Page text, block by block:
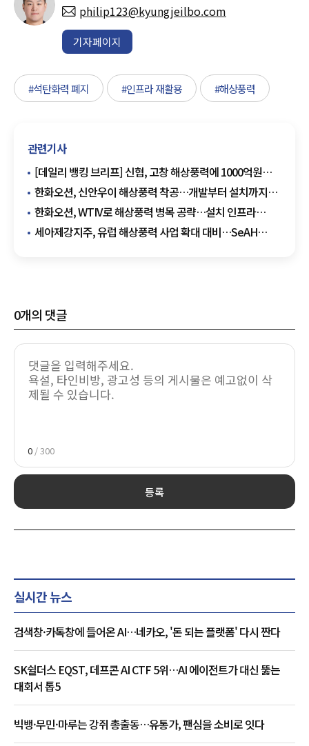
philip123@kyungjeilbo.com
기자페이지
#석탄화력 폐지 #인프라 재활용 #해상풍력
관련기사
[데일리 뱅킹 브리프] 신협, 고창 해상풍력에 1000억원
금융지원 外
한화오션, 신안우이 해상풍력 착공…개발부터 설치까지
맡는다
한화오션, WTIV로 해상풍력 병목 공략…설치 인프라
주도권 경쟁 시작
세아제강지주, 유럽 해상풍력 사업 확대 대비…SeAH
0개의 댓글
0 / 300
등록
실시간 뉴스
검색창·카톡창에 들어온 AI…네카오, '돈 되는 플랫폼' 다시 짠다
SK쉴더스 EQST, 데프콘 AI CTF 5위…AI 에이전트가 대신 뚫는
대회서 톱5
빅뱅·무민·마루는 강쥐 총출동…유통가, 팬심을 소비로 잇다